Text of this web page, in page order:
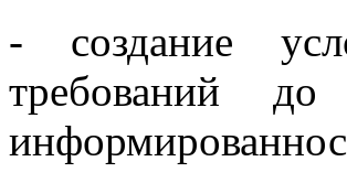
- создание
требований